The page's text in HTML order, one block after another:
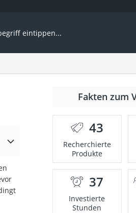
Fakten zum
43
Recherchierte
Produkte
37
Investierte
Stunden